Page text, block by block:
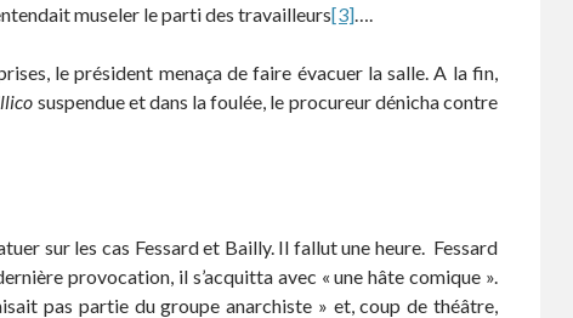
museler le parti des travailleurs[3]….
le président menaça de faire évacuer la salle. A la fin,
suspendue et dans la foulée, le procureur dénicha contre
sur les cas Fessard et Bailly. Il fallut une heure. Fessard
provocation, il s’acquitta avec « une hâte comique ».
pas partie du groupe anarchiste » et, coup de théâtre,